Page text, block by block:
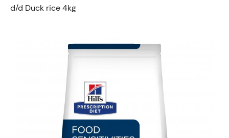
d/d Duck rice 4kg